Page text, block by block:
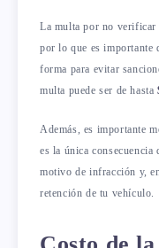
La multa por no verificar
por lo que es importante
forma para evitar
multa puede ser de hasta
Además, es importante
es la única consecuencia
motivo de infracción y,
retención de tu vehículo.